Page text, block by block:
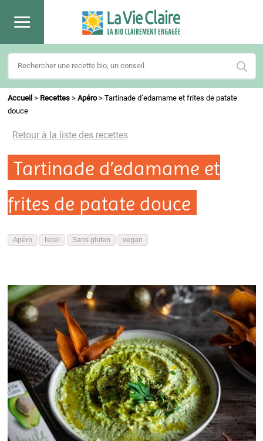
Accueil > Recettes> Apéro> Tartinade d’edamame et frites de patate
douce
Retour à la liste des recettes
Tartinade d’edamame et
frites de patate douce
Apéro Noel Sans gluten vegan